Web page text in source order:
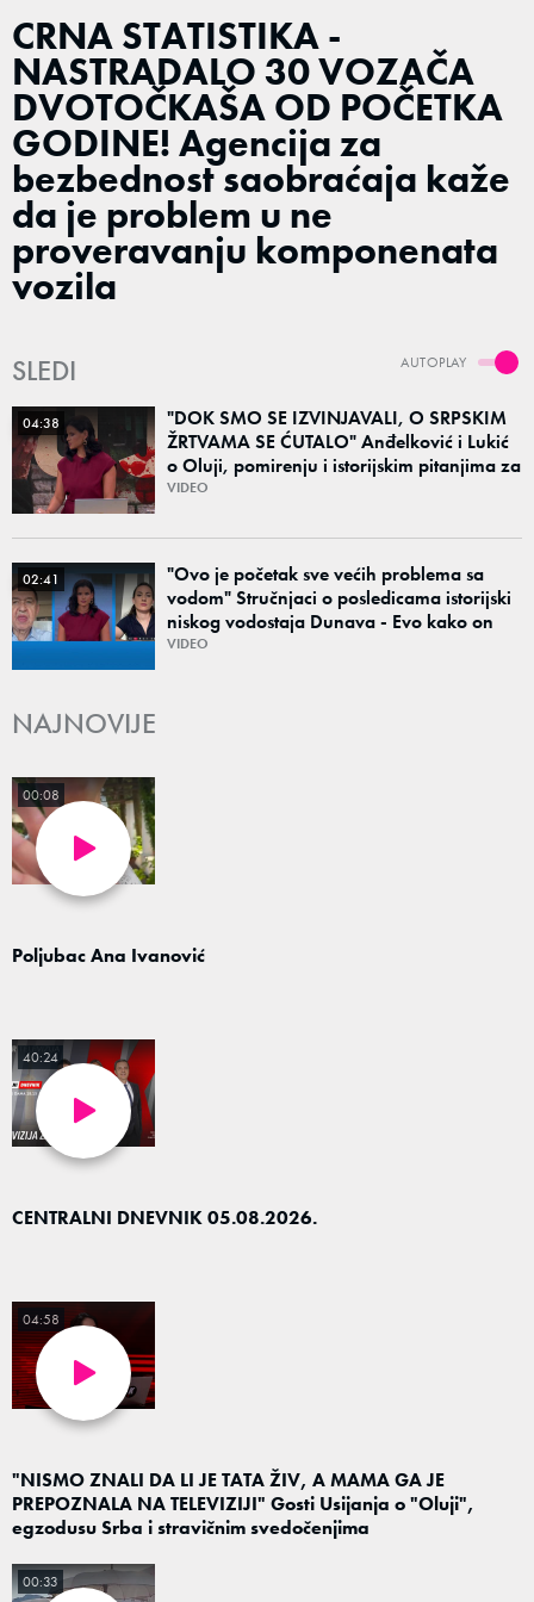
CRNA STATISTIKA -
NASTRADALO 30 VOZAČA
DVOTOČKAŠA OD POČETKA
GODINE! Agencija za
bezbednost saobraćaja kaže
da je problem u ne
proveravanju komponenata
vozila
AUTOPLAY
SLEDI
04:38
"DOK SMO SE IZVINJAVALI, O SRPSKIM
ŽRTVAMA SE ĆUTALO" Anđelković i Lukić
o Oluji, pomirenju i istorijskim pitanjima za
Kurir TV: "Bez istine nema pomirenja!"
VIDEO
02:41
"Ovo je početak sve većih problema sa
vodom" Stručnjaci o posledicama istorijski
niskog vodostaja Dunava - Evo kako on
može da utiče na cene i snabdevanje
VIDEO
NAJNOVIJE
Poljubac Ana Ivanović
00:08
CENTRALNI DNEVNIK 05.08.2026.
40:24
"NISMO ZNALI DA LI JE TATA ŽIV, A MAMA GA JE
PREPOZNALA NA TELEVIZIJI" Gosti Usijanja o "Oluji",
egzodusu Srba i stravičnim svedočenjima
04:58
00:33